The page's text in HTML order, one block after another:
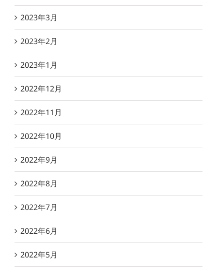
2023年3月
2023年2月
2023年1月
2022年12月
2022年11月
2022年10月
2022年9月
2022年8月
2022年7月
2022年6月
2022年5月